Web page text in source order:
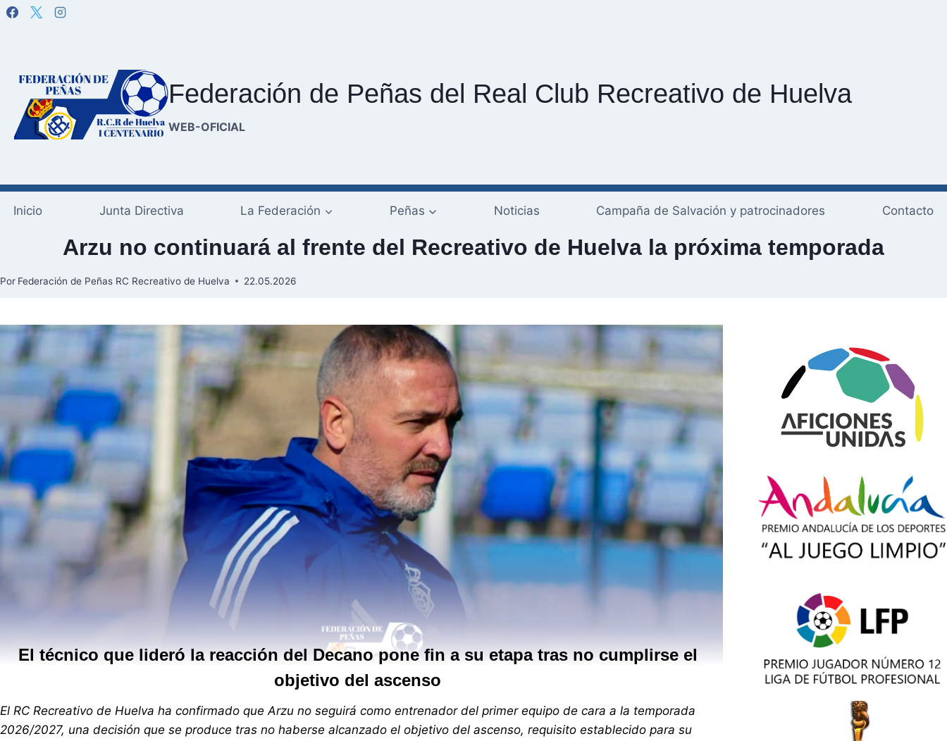
Saltar
Federación de Peñas del Real Club Recreativo de Huelva
WEB-OFICIAL
Inicio Junta Directiva La Federación Peñas Noticias Campaña de Salvación y patrocinadores Contacto
Arzu no continuará al frente del Recreativo de Huelva la próxima temporada
Por Federación de Peñas RC Recreativo de Huelva 22.05.2026
El técnico que lideró la reacción del Decano pone fin a su etapa tras no cumplirse el
objetivo del ascenso
El RC Recreativo de Huelva ha confirmado que Arzu no seguirá como entrenador del primer equipo de cara a la temporada
2026/2027, una decisión que se produce tras no haberse alcanzado el objetivo del ascenso, requisito establecido para su